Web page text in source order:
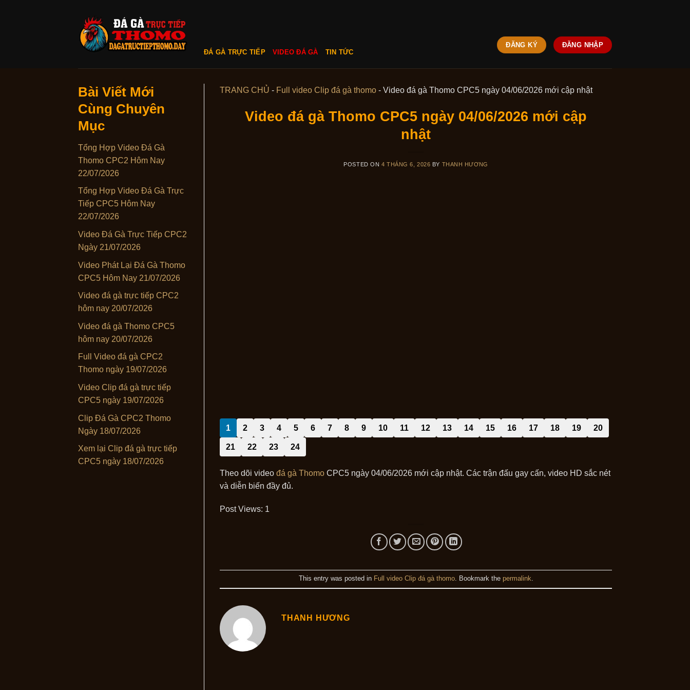
ĐÁ GÀ TRỰC TIẾP VIDEO ĐÁ GÀ TIN TỨC
ĐĂNG KÝ ĐĂNG NHẬP
Bài Viết Mới
Cùng Chuyên
Mục
Tổng Hợp Video Đá Gà
Thomo CPC2 Hôm Nay
22/07/2026
Tổng Hợp Video Đá Gà Trực
Tiếp CPC5 Hôm Nay
22/07/2026
Video Đá Gà Trực Tiếp CPC2
Ngày 21/07/2026
Video Phát Lại Đá Gà Thomo
CPC5 Hôm Nay 21/07/2026
Video đá gà trực tiếp CPC2
hôm nay 20/07/2026
Video đá gà Thomo CPC5
hôm nay 20/07/2026
Full Video đá gà CPC2
Thomo ngày 19/07/2026
Video Clip đá gà trực tiếp
CPC5 ngày 19/07/2026
Clip Đá Gà CPC2 Thomo
Ngày 18/07/2026
Xem lại Clip đá gà trực tiếp
CPC5 ngày 18/07/2026
TRANG CHỦ - Full video Clip đá gà thomo - Video đá gà Thomo CPC5 ngày 04/06/2026 mới cập nhật
Video đá gà Thomo CPC5 ngày 04/06/2026 mới cập
nhật
POSTED ON 4 THÁNG 6, 2026 BY THANH HƯƠNG
1 2 3 4 5 6 7 8 9 10 11 12 13 14 15 16 17 18 19 20
21 22 23 24
Theo dõi video đá gà Thomo CPC5 ngày 04/06/2026 mới cập nhật. Các trận đấu gay cấn, video HD sắc nét
và diễn biến đầy đủ.
Post Views: 1
This entry was posted in Full video Clip đá gà thomo. Bookmark the permalink
THANH HƯƠNG